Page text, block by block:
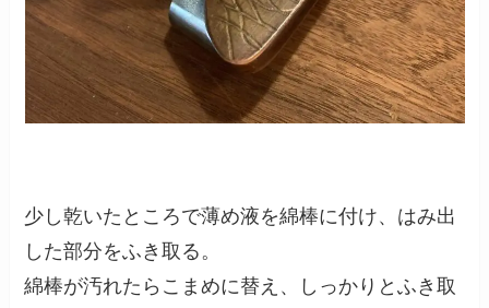
少し乾いたところで薄め液を綿棒に付け、はみ出
した部分をふき取る。
綿棒が汚れたらこまめに替え、しっかりとふき取